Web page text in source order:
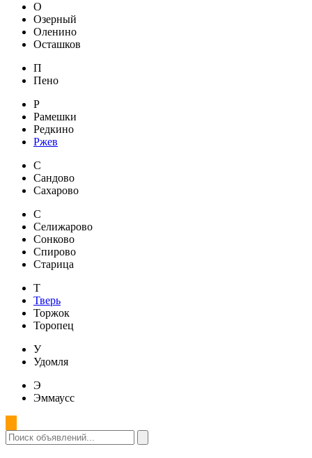
О
Озерный
Оленино
Осташков
П
Пено
Р
Рамешки
Редкино
Ржев
С
Сандово
Сахарово
С
Селижарово
Сонково
Спирово
Старица
Т
Тверь
Торжок
Торопец
У
Удомля
Э
Эммаусс